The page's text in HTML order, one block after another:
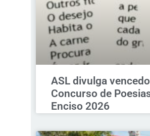
ASL divulga
Concurso de
Enciso 2026